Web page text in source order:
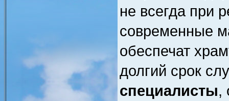
не всегда при
современные
обеспечат
долгий срок
специалисты,